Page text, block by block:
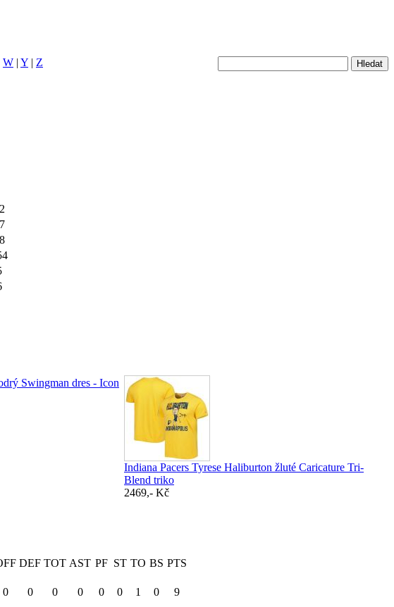
W | Y | Z
Swingman dres - Icon
Indiana Pacers Tyrese Haliburton žluté Caricature Tri-
Blend triko
2469,- Kč
DEF TOT AST PF ST TO BS PTS
0 0 0 0 0 0 1 0 9